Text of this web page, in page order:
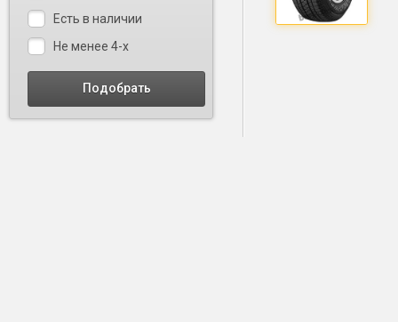
Есть в наличии
Не менее 4-х